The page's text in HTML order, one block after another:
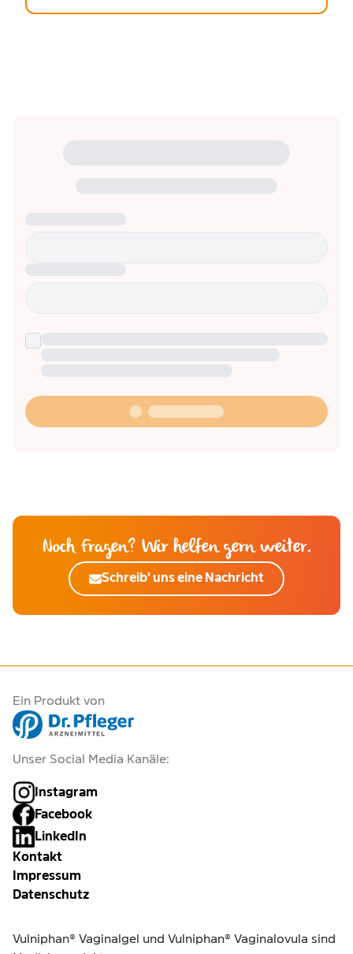
Noch Fragen? Wir helfen gern weiter.
Schreib' uns eine Nachricht
Ein Produkt von
Unser Social Media Kanäle:
Instagram
Facebook
LinkedIn
Kontakt
Impressum
Datenschutz
Vulniphan® Vaginalgel und Vulniphan® Vaginalovula sind